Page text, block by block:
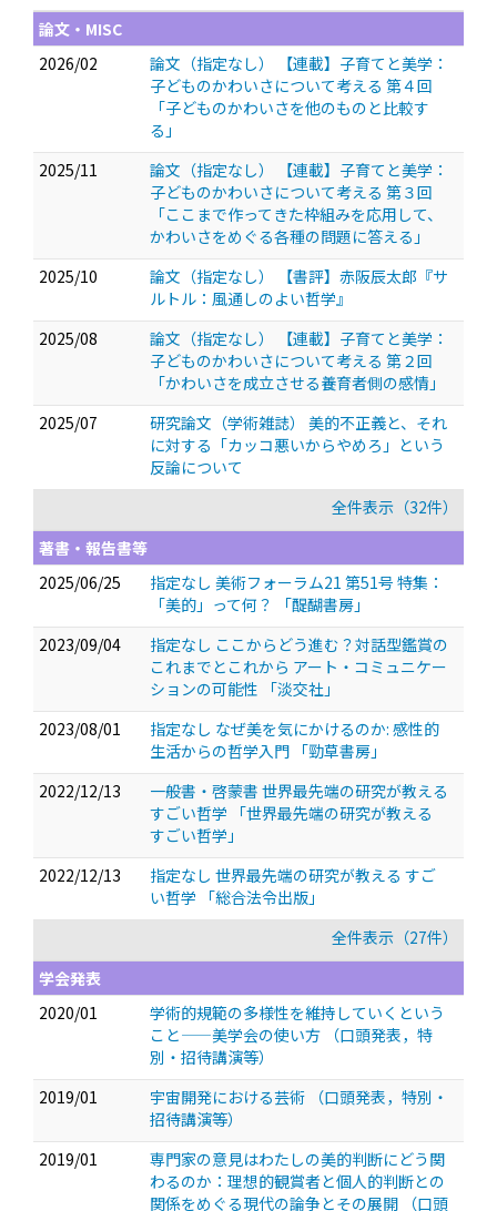
論文・MISC
2026/02
論文（指定なし） 【連載】子育てと美学：
子どものかわいさについて考える 第４回
「子どものかわいさを他のものと比較す
る」
2025/11
論文（指定なし） 【連載】子育てと美学：
子どものかわいさについて考える 第３回
「ここまで作ってきた枠組みを応用して、
かわいさをめぐる各種の問題に答える」
2025/10
論文（指定なし） 【書評】赤阪辰太郎『サ
ルトル：風通しのよい哲学』
2025/08
論文（指定なし） 【連載】子育てと美学：
子どものかわいさについて考える 第２回
「かわいさを成立させる養育者側の感情」
2025/07
研究論文（学術雑誌） 美的不正義と、それ
に対する「カッコ悪いからやめろ」という
反論について
全件表示（32件）
著書・報告書等
2025/06/25
指定なし 美術フォーラム21 第51号 特集：
「美的」って何？ 「醍醐書房」
2023/09/04
指定なし ここからどう進む？対話型鑑賞の
これまでとこれから アート・コミュニケー
ションの可能性 「淡交社」
2023/08/01
指定なし なぜ美を気にかけるのか: 感性的
生活からの哲学入門 「勁草書房」
2022/12/13
一般書・啓蒙書 世界最先端の研究が教える
すごい哲学 「世界最先端の研究が教える
すごい哲学」
2022/12/13
指定なし 世界最先端の研究が教える すご
い哲学 「総合法令出版」
全件表示（27件）
学会発表
2020/01
学術的規範の多様性を維持していくという
こと——美学会の使い方
（口頭発表，特
別・招待講演等）
2019/01
宇宙開発における芸術
（口頭発表，特別・
招待講演等）
2019/01
専門家の意見はわたしの美的判断にどう関
わるのか：理想的観賞者と個人的判断との
関係をめぐる現代の論争とその展開
（口頭